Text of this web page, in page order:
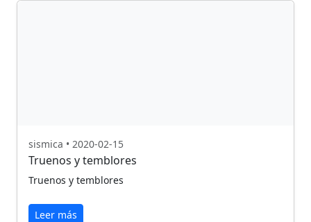
sismica • 2020-02-15
Truenos y temblores
Truenos y temblores
Leer más